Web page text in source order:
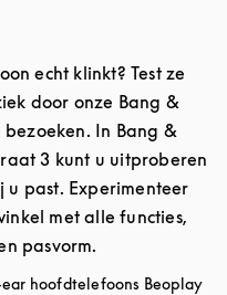
echt klinkt? Test ze
door onze Bang &
In Bang &
3 kunt u uitproberen
past. Experimenteer
met alle functies,
pasvorm.
hoofdtelefoons Beoplay